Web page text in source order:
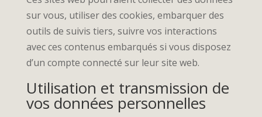
sur vous, utiliser des cookies, embarquer des
outils de suivis tiers, suivre vos interactions
avec ces contenus embarqués si vous disposez
d’un compte connecté sur leur site web.
Utilisation et transmission de
vos données personnelles